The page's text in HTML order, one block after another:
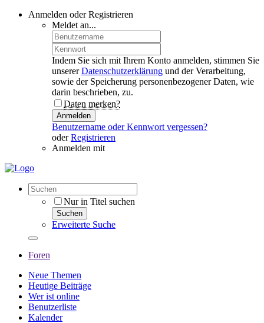
Anmelden oder Registrieren
Meldet an...
Indem Sie sich mit Ihrem Konto anmelden, stimmen Sie
unsererDatenschutzerklärung und der Verarbeitung,
sowie der Speicherung personenbezogener Daten, wie
darin beschrieben, zu.
Daten merken?
Anmelden
Benutzername oder Kennwort vergessen?
oderRegistrieren
Anmelden mit
Nur in Titel suchen
Suchen
Erweiterte Suche
Foren
Neue Themen
Heutige Beiträge
Wer ist online
Benutzerliste
Kalender